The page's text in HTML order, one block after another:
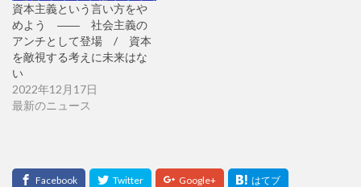
資本主義という言い方をや
めよう ―― 社会主義の
アンチとして登場 / 資本
を敵視する考えに未来はな
い
2022年12月17日
最新のニュース